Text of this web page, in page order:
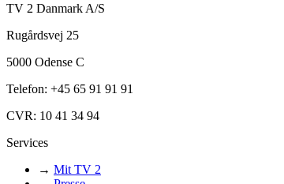
TV 2 Danmark A/S
Rugårdsvej 25
5000 Odense C
Telefon: +45 65 91 91 91
CVR: 10 41 34 94
Services
→ Mit TV 2